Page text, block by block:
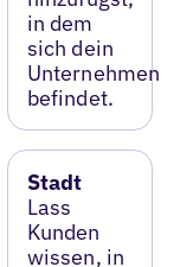
in dem
sich dein
Unternehmen
befindet.
Stadt
Lass
Kunden
wissen, in